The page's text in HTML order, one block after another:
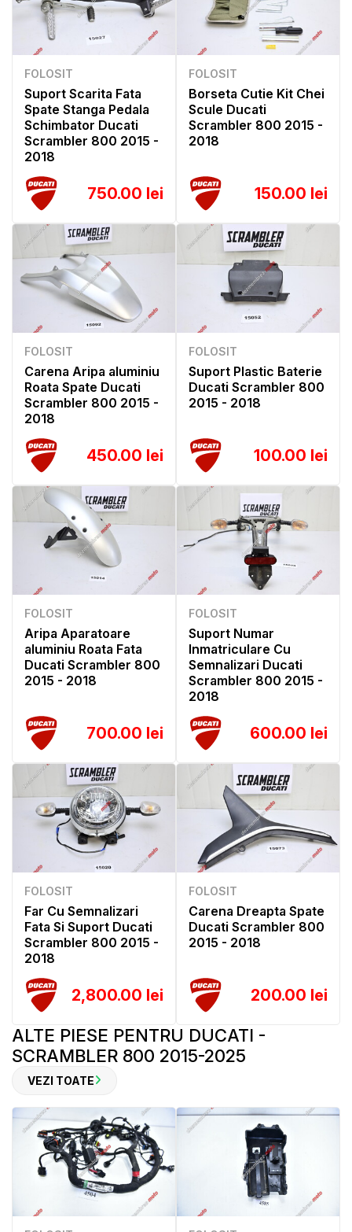
FOLOSIT
Suport Scarita Fata
Spate Stanga Pedala
Schimbator Ducati
Scrambler 800 2015 -
2018
750.00 lei
FOLOSIT
Borseta Cutie Kit Chei
Scule Ducati
Scrambler 800 2015 -
2018
150.00 lei
FOLOSIT
Carena Aripa aluminiu
Roata Spate Ducati
Scrambler 800 2015 -
2018
450.00 lei
FOLOSIT
Suport Plastic Baterie
Ducati Scrambler 800
2015 - 2018
100.00 lei
FOLOSIT
Aripa Aparatoare
aluminiu Roata Fata
Ducati Scrambler 800
2015 - 2018
700.00 lei
FOLOSIT
Suport Numar
Inmatriculare Cu
Semnalizari Ducati
Scrambler 800 2015 -
2018
600.00 lei
FOLOSIT
Far Cu Semnalizari
Fata Si Suport Ducati
Scrambler 800 2015 -
2018
2,800.00 lei
FOLOSIT
Carena Dreapta Spate
Ducati Scrambler 800
2015 - 2018
200.00 lei
ALTE PIESE PENTRU DUCATI -
SCRAMBLER 800 2015-2025
VEZI TOATE